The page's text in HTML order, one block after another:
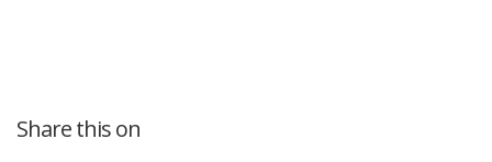
Share this on